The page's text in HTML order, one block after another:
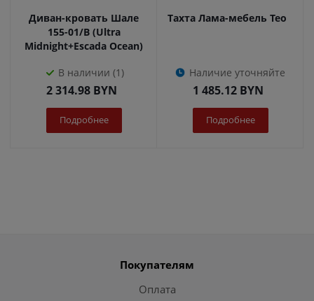
Диван-кровать Шале
155-01/В (Ultra
Midnight+Escada Ocean)
В наличии (1)
2 314.98BYN
Подробнее
Тахта Лама-мебель Тео
Наличие уточняйте
1 485.12BYN
Подробнее
Покупателям
Оплата